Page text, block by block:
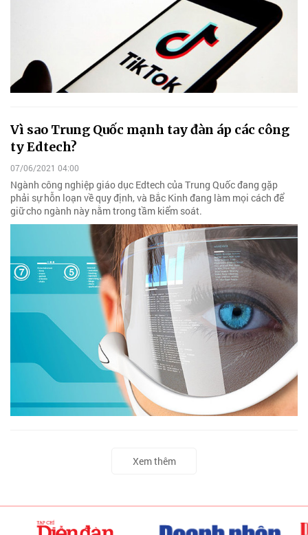
Vì sao Trung Quốc mạnh tay đàn áp các công
ty Edtech?
07/06/2021 04:00
Ngành công nghiệp giáo dục Edtech của Trung Quốc đang gặp
phải sự hỗn loạn về quy định, và Bắc Kinh đang làm mọi cách để
giữ cho ngành này nằm trong tầm kiểm soát.
Xem thêm